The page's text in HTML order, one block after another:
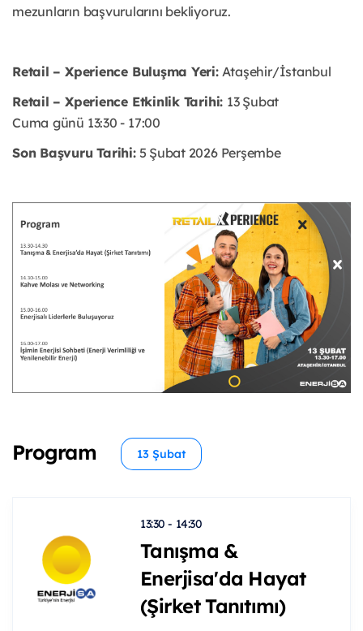
mezunların başvurularını bekliyoruz.
Retail – Xperience Buluşma Yeri:Ataşehir/İstanbul
Retail – Xperience Etkinlik Tarihi: 13 Şubat
Cuma günü 13:30 - 17:00
Son Başvuru Tarihi:5 Şubat 2026 Perşembe
Program 13 Şubat
13:30 - 14:30
Tanışma &
Enerjisa'da Hayat
(Şirket Tanıtımı)